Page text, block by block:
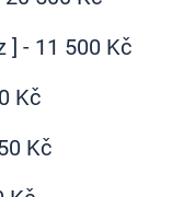
] - 11 500 Kč
Kč
Kč